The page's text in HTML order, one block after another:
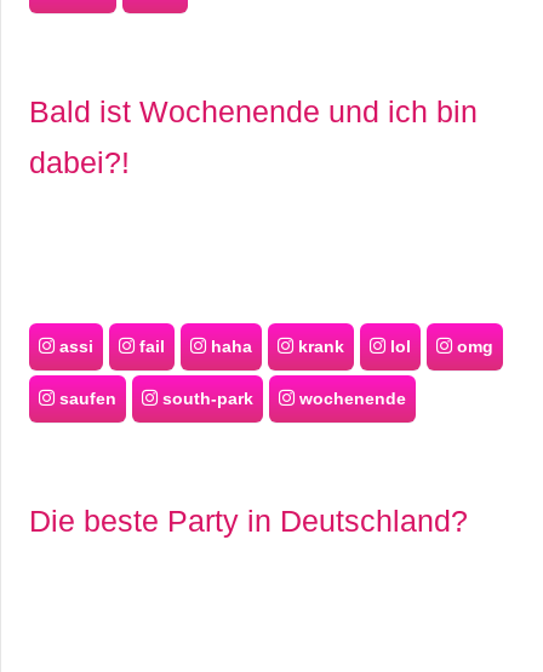
Bald ist Wochenende und ich bin
dabei?!
assi fail haha krank lol omg
saufen south-park wochenende
Die beste Party in Deutschland?